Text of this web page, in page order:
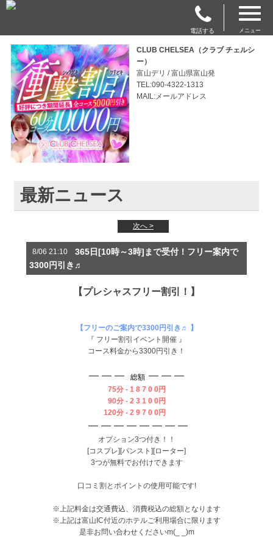
電話する メニュー
CLUB CHELSEA（クラブ チェルシ
ー）
富山デリ / 富山県富山発
TEL:090-4322-1313
MAIL:メールアドレス
最新ニュース
次へ >
8/06 21:10 365日[10時～3時]まで受付！フリー案内で
3300円引き♬
【プレシャ スフリー割引！】
【フリーのご案内で3300円引き♬ 】
『 フリー割引イベント開催 』
コース料金から3300円引き！
━ ━ ━ 総額 ━ ━ ━
75分 - 1 8 7 0 0円
90分 - 2 3 1 0 0円
120分 - 2 9 7 0 0円
━ ━ ━ ━ ━ ━ ━ ━
オプション3つ付き！！
[コスプレ][パンスト][ローター]
3つが無料でお付けできます
口コミ割とポイントの使用可能です!
※上記料金は交通費込、消費税込の総額となります
※上記は富山IC付近のホテルご利用場合に限ります
是非お問い合わせくださいm(_ _)m